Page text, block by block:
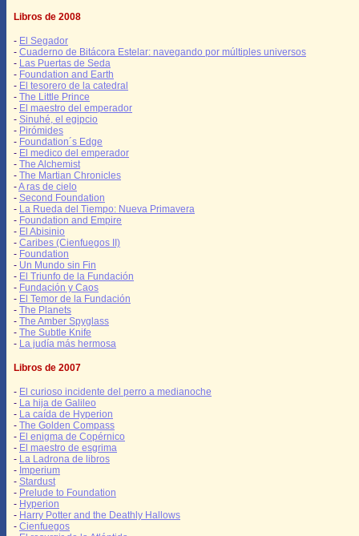
Libros de 2008
- El Segador
- Cuaderno de Bitácora Estelar: navegando por múltiples universos
- Las Puertas de Seda
- Foundation and Earth
- El tesorero de la catedral
- The Little Prince
- El maestro del emperador
- Sinuhé, el egipcio
- Pirómides
- Foundation´s Edge
- El medico del emperador
- The Alchemist
- The Martian Chronicles
-A ras de cielo
- Second Foundation
- La Rueda del Tiempo: Nueva Primavera
- Foundation and Empire
- El Abisinio
- Caribes (Cienfuegos II)
- Foundation
- Un Mundo sin Fin
- El Triunfo de la Fundación
- Fundación y Caos
- El Temor de la Fundación
- The Planets
- The Amber Spyglass
- The Subtle Knife
- La judía más hermosa
Libros de 2007
- El curioso incidente del perro a medianoche
- La hija de Galileo
- La caída de Hyperion
- The Golden Compass
- El enigma de Copérnico
- El maestro de esgrima
- La Ladrona de libros
- Imperium
- Stardust
- Prelude to Foundation
- Hyperion
- Harry Potter and the Deathly Hallows
- Cienfuegos